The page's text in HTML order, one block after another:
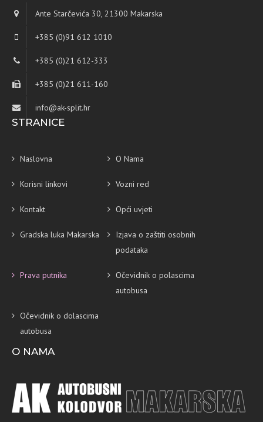
Ante Starčevića 30, 21300 Makarska
+385 (0)91 612 1010
+385 (0)21 612-333
+385 (0)21 611-160
info@ak-split.hr
STRANICE
Naslovna O Nama
Korisni linkovi Vozni red
Kontakt Opći uvjeti
Gradska luka Makarska
Izjava o zaštiti osobnih
podataka
Prava putnika
Očevidnik o polascima
autobusa
Očevidnik o dolascima
autobusa
O NAMA